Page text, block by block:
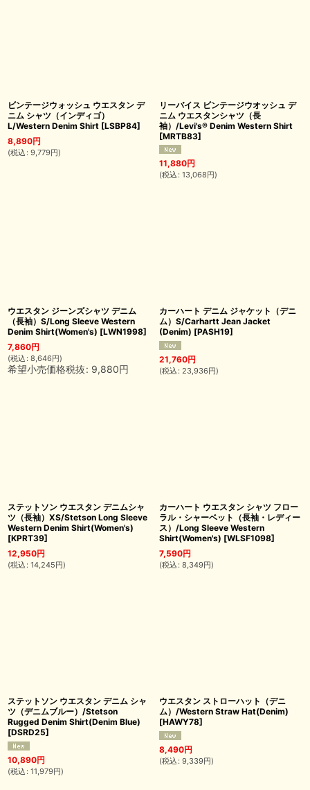
ビンテージウォッシュ ウエスタン デ
ニム シャツ（インディゴ）
L/Western Denim Shirt [LSBP84]
8,890円
(税込 : 9,779円)
リーバイス ビンテージウオッシュ デ
ニム ウエスタンシャツ（長
袖）/Levi's® Denim Western Shirt
[MRTB83]
11,880円
(税込 : 13,068円)
ウエスタン ジーンズシャツ デニム
（長袖）S/Long Sleeve Western
Denim Shirt(Women's) [LWN1998]
7,860円
(税込 : 8,646円)
希望小売価格税抜: 9,880円
カーハート デニム ジャケット（デニ
ム）S/Carhartt Jean Jacket
(Denim) [PASH19]
21,760円
(税込 : 23,936円)
ステットソン ウエスタン デニムシャ
ツ（長袖）XS/Stetson Long Sleeve
Western Denim Shirt(Women's)
[KPRT39]
12,950円
(税込 : 14,245円)
カーハート ウエスタン シャツ フロー
ラル・シャーベット（長袖・レディー
ス）/Long Sleeve Western
Shirt(Women's) [WLSF1098]
7,590円
(税込 : 8,349円)
ステットソン ウエスタン デニム シャ
ツ（デニムブルー）/Stetson
Rugged Denim Shirt(Denim Blue)
[DSRD25]
10,890円
(税込 : 11,979円)
ウエスタン ストローハット（デニ
ム）/Western Straw Hat(Denim)
[HAWY78]
8,490円
(税込 : 9,339円)